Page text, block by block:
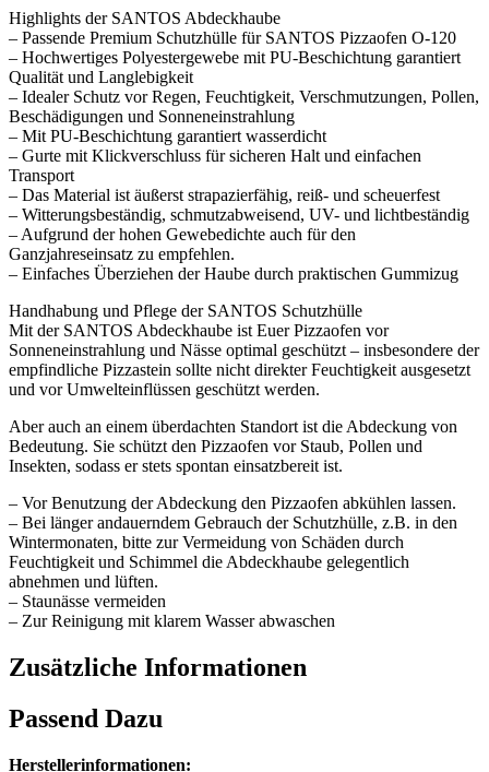
Highlights der SANTOS Abdeckhaube
– Passende Premium Schutzhülle für SANTOS Pizzaofen O-120
– Hochwertiges Polyestergewebe mit PU-Beschichtung garantiert
Qualität und Langlebigkeit
– Idealer Schutz vor Regen, Feuchtigkeit, Verschmutzungen, Pollen,
Beschädigungen und Sonneneinstrahlung
– Mit PU-Beschichtung garantiert wasserdicht
– Gurte mit Klickverschluss für sicheren Halt und einfachen
Transport
– Das Material ist äußerst strapazierfähig, reiß- und scheuerfest
– Witterungsbeständig, schmutzabweisend, UV- und lichtbeständig
– Aufgrund der hohen Gewebedichte auch für den
Ganzjahreseinsatz zu empfehlen.
– Einfaches Überziehen der Haube durch praktischen Gummizug
Handhabung und Pflege der SANTOS Schutzhülle
Mit der SANTOS Abdeckhaube ist Euer Pizzaofen vor
Sonneneinstrahlung und Nässe optimal geschützt – insbesondere der
empfindliche Pizzastein sollte nicht direkter Feuchtigkeit ausgesetzt
und vor Umwelteinflüssen geschützt werden.
Aber auch an einem überdachten Standort ist die Abdeckung von
Bedeutung. Sie schützt den Pizzaofen vor Staub, Pollen und
Insekten, sodass er stets spontan einsatzbereit ist.
– Vor Benutzung der Abdeckung den Pizzaofen abkühlen lassen.
– Bei länger andauerndem Gebrauch der Schutzhülle, z.B. in den
Wintermonaten, bitte zur Vermeidung von Schäden durch
Feuchtigkeit und Schimmel die Abdeckhaube gelegentlich
abnehmen und lüften.
– Staunässe vermeiden
– Zur Reinigung mit klarem Wasser abwaschen
Zusätzliche Informationen
Passend Dazu
Herstellerinformationen: